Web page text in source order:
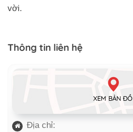
vời.
Thông tin liên hệ
XEM BẢN ĐỒ
Địa chỉ: